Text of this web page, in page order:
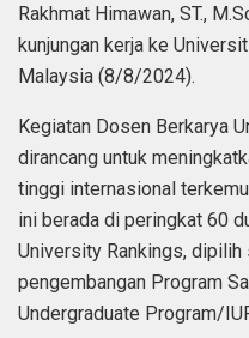
Rakhmat Himawan, ST.,
kunjungan kerja ke
Malaysia (8/8/2024).
Kegiatan Dosen Berkarya
dirancang untuk
tinggi internasional
ini berada di peringkat 60
University Rankings,
pengembangan Program
Undergraduate Program/